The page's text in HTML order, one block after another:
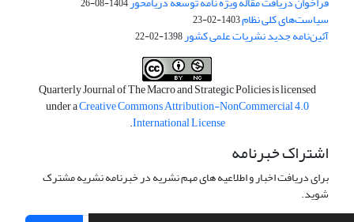
سیاست‌های کلی نظام1403-02-23
آئین‌نامه جدید نشریات علمی کشور1398-02-22
Quarterly Journal of The Macro and Strategic Policies is licensed
under aCreative Commons Attribution-NonCommercial 4.0
International License
.
اشتراک خبرنامه
برای دریافت اخبار و اطلاعیه های مهم نشریه در خبرنامه نشریه مشترک
شوید.